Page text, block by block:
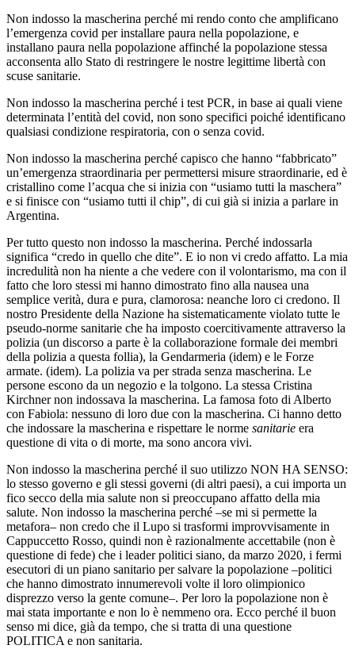
Non indosso la mascherina perché mi rendo conto che amplificano
l’emergenza covid per installare paura nella popolazione, e
installano paura nella popolazione affinché la popolazione stessa
acconsenta allo Stato di restringere le nostre legittime libertà con
scuse sanitarie.
Non indosso la mascherina perché i test PCR, in base ai quali viene
determinata l’entità del covid, non sono specifici poiché identificano
qualsiasi condizione respiratoria, con o senza covid.
Non indosso la mascherina perché capisco che hanno “fabbricato”
un’emergenza straordinaria per permettersi misure straordinarie, ed è
cristallino come l’acqua che si inizia con “usiamo tutti la maschera”
e si finisce con “usiamo tutti il ​​chip”, di cui già si inizia a parlare in
Argentina.
Per tutto questo non indosso la mascherina. Perché indossarla
significa “credo in quello che dite”. E io non vi credo affatto. La mia
incredulità non ha niente a che vedere con il volontarismo, ma con il
fatto che loro stessi mi hanno dimostrato fino alla nausea una
semplice verità, dura e pura, clamorosa: neanche loro ci credono. Il
nostro Presidente della Nazione ha sistematicamente violato tutte le
pseudo-norme sanitarie che ha imposto coercitivamente attraverso la
polizia (un discorso a parte è la collaborazione formale dei membri
della polizia a questa follia), la Gendarmeria (idem) e le Forze
armate. (idem). La polizia va per strada senza mascherina. Le
persone escono da un negozio e la tolgono. La stessa Cristina
Kirchner non indossava la mascherina. La famosa foto di Alberto
con Fabiola: nessuno di loro due con la mascherina. Ci hanno detto
che indossare la mascherina e rispettare le norme sanitarie era
questione di vita o di morte, ma sono ancora vivi.
Non indosso la mascherina perché il suo utilizzo NON HA SENSO:
lo stesso governo e gli stessi governi (di altri paesi), a cui importa un
fico secco della mia salute non si preoccupano affatto della mia
salute. Non indosso la mascherina perché –se mi si permette la
metafora– non credo che il Lupo si trasformi improvvisamente in
Cappuccetto Rosso, quindi non è razionalmente accettabile (non è
questione di fede) che i leader politici siano, da marzo 2020, i fermi
esecutori di un piano sanitario per salvare la popolazione –politici
che hanno dimostrato innumerevoli volte il loro olimpionico
disprezzo verso la gente comune–. Per loro la popolazione non è
mai stata importante e non lo è nemmeno ora. Ecco perché il buon
senso mi dice, già da tempo, che si tratta di una questione
POLITICA e non sanitaria.